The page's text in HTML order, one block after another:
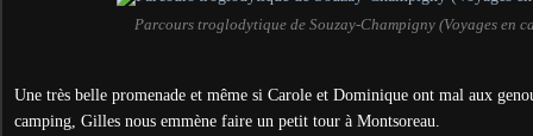
Parcours troglodytique de Souzay-Champigny (Voyages en
Une très belle promenade et même si Carole et Dominique ont mal aux
camping, Gilles nous emmène faire un petit tour à Montsoreau.